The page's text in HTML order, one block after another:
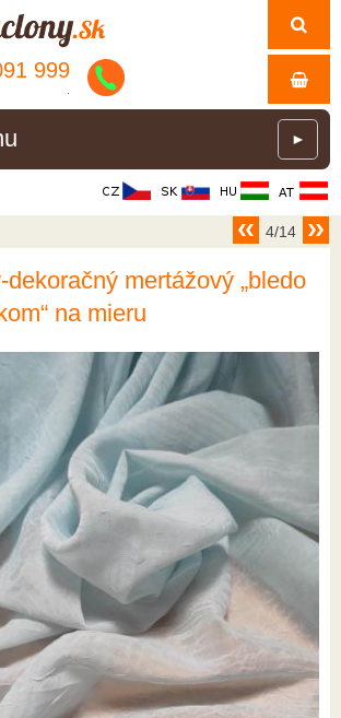
999
►
4/14
mertážový „bledo
na mieru